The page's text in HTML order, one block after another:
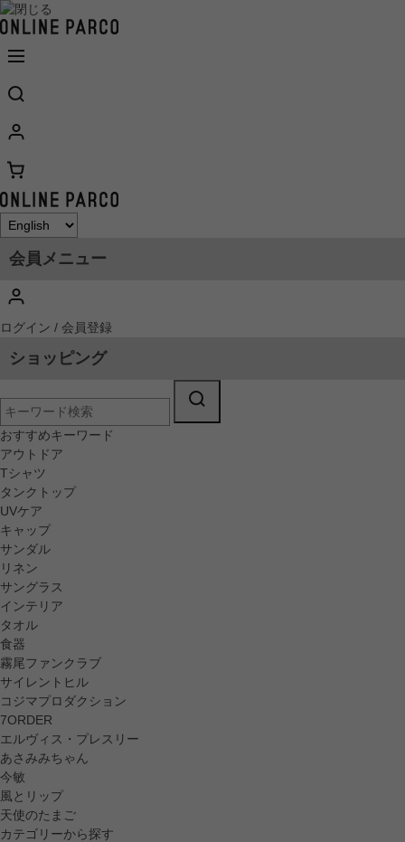
会員メニュー
ログイン / 会員登録
ショッピング
おすすめキーワード
アウトドア
Tシャツ
タンクトップ
UVケア
キャップ
サンダル
リネン
サングラス
インテリア
タオル
食器
霧尾ファンクラブ
サイレントヒル
コジマプロダクション
7ORDER
エルヴィス・プレスリー
あさみみちゃん
今敏
風とリップ
天使のたまご
カテゴリーから探す